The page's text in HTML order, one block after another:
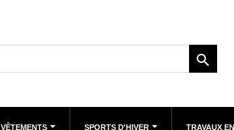

VÊTEMENTS SPORTS D'HIVER TRAVAUX